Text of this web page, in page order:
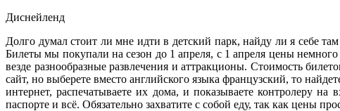
Диснейленд
Долго думал стоит ли мне идти в детский парк, найду ли я себе
Билеты мы покупали на сезон до 1 апреля, с 1 апреля цены
везде разнообразные развлечения и аттракционы. Стоимость
сайт, но выберете вместо английского языка французский, то
интернет, распечатываете их дома, и показываете контролеру
паспорте и всё. Обязательно захватите с собой еду, так как цены